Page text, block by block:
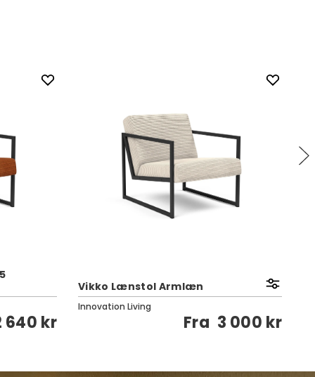
640 kr
Vikko Lænstol Armlæn
Innovation Living
Fra 3 000 kr